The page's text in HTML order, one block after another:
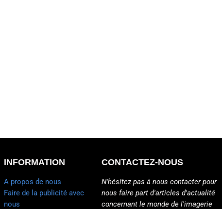
INFORMATION
A propos de nous
Faire de la publicité avec
nous
CONTACTEZ-NOUS
N'hésitez pas à nous contacter pour
nous faire part d'articles d'actualité
concernant le monde de l'imagerie